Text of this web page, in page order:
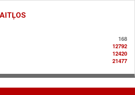
168
12792
12420
21477